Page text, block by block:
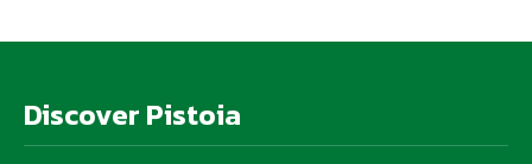
Discover Pistoia